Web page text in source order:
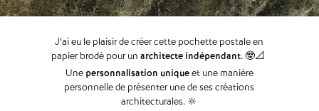
J’ai eu le plaisir de créer cette pochette postale en
papier brodé pour unarchitecte indépendant. 🤓📐
Une personnalisation uniqueet une manière
personnelle de présenter une de ses créations
architecturales. 🔆